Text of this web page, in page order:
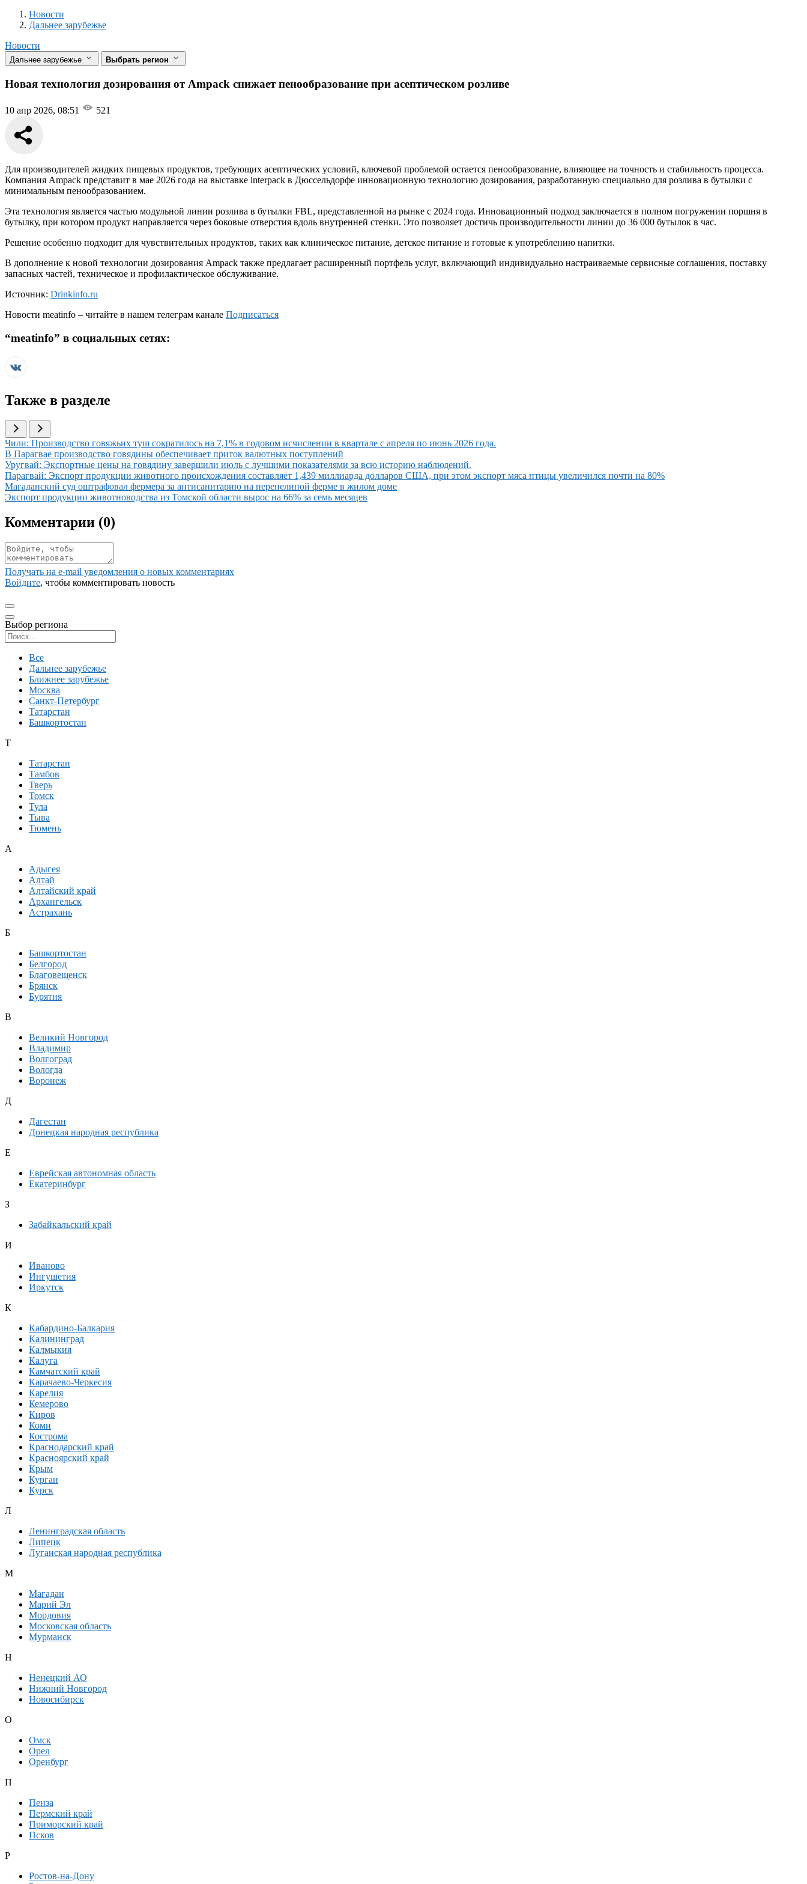
Новости
Разделы
Новости
Дальнее зарубежье
Новости
Дальнее зарубежье Выбрать регион
Новая технология дозирования от Ampack снижает пенообразование при асептическом розливе
10 апр 2026, 08:51 521
Для производителей жидких пищевых продуктов, требующих асептических условий, ключевой проблемой остается пенообразование, влияющее на точность и стабильность процесса.
Компания Ampack представит в мае 2026 года на выставке interpack в Дюссельдорфе инновационную технологию дозирования, разработанную специально для розлива в бутылки с
минимальным пенообразованием.
Эта технология является частью модульной линии розлива в бутылки FBL, представленной на рынке с 2024 года. Инновационный подход заключается в полном погружении поршня в
бутылку, при котором продукт направляется через боковые отверстия вдоль внутренней стенки. Это позволяет достичь производительности линии до 36 000 бутылок в час.
Решение особенно подходит для чувствительных продуктов, таких как клиническое питание, детское питание и готовые к употреблению напитки.
В дополнение к новой технологии дозирования Ampack также предлагает расширенный портфель услуг, включающий индивидуально настраиваемые сервисные соглашения, поставку
запасных частей, техническое и профилактическое обслуживание.
Источник: Drinkinfo.ru
Новости meatinfo – читайте в нашем телеграм канале Подписаться
“meatinfo” в социальных сетях:
Также в разделе
Иллюстрация новости
Чили: Производство говяжьих туш сократилось на 7,1% в годовом исчислении в квартале с апреля по июнь 2026 года.
Иллюстрация новости
В Парагвае производство говядины обеспечивает приток валютных поступлений
Иллюстрация новости
Уругвай: Экспортные цены на говядину завершили июль с лучшими показателями за всю историю наблюдений.
Иллюстрация новости
Парагвай: Экспорт продукции животного происхождения составляет 1,439 миллиарда долларов США, при этом экспорт мяса птицы увеличился почти на 80%
Иллюстрация новости
Магаданский суд оштрафовал фермера за антисанитарию на перепелиной ферме в жилом доме
Иллюстрация новости
Экспорт продукции животноводства из Томской области вырос на 66% за семь месяцев
Комментарии (0)
Получать на e‑mail уведомления о новых комментариях
Войдите, чтобы комментировать новость
Выбор региона
Все
Дальнее зарубежье
Ближнее зарубежье
Москва
Санкт-Петербург
Татарстан
Башкортостан
Т
Татарстан
Тамбов
Тверь
Томск
Тула
Тыва
Тюмень
А
Адыгея
Алтай
Алтайский край
Архангельск
Астрахань
Б
Башкортостан
Белгород
Благовещенск
Брянск
Бурятия
В
Великий Новгород
Владимир
Волгоград
Вологда
Воронеж
Д
Дагестан
Донецкая народная республика
Е
Еврейская автономная область
Екатеринбург
З
Забайкальский край
И
Иваново
Ингушетия
Иркутск
К
Кабардино-Балкария
Калининград
Калмыкия
Калуга
Камчатский край
Карачаево-Черкесия
Карелия
Кемерово
Киров
Коми
Кострома
Краснодарский край
Красноярский край
Крым
Курган
Курск
Л
Ленинградская область
Липецк
Луганская народная республика
М
Магадан
Марий Эл
Мордовия
Московская область
Мурманск
Н
Ненецкий АО
Нижний Новгород
Новосибирск
О
Омск
Орел
Оренбург
П
Пенза
Пермский край
Приморский край
Псков
Р
Ростов-на-Дону